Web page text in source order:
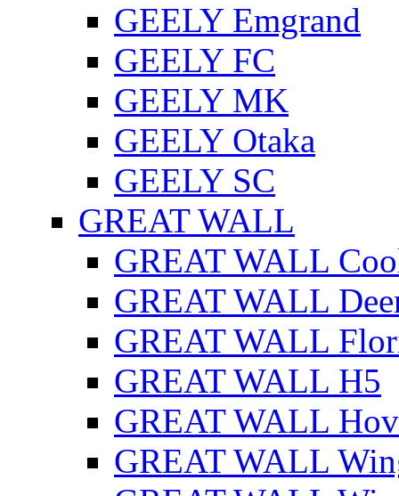
GEELY Emgrand
GEELY FC
GEELY MK
GEELY Otaka
GEELY SC
GREAT WALL
GREAT WALL
GREAT WALL
GREAT WALL
GREAT WALL H5
GREAT WALL
GREAT WALL